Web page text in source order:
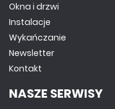
Okna i drzwi
Instalacje
Wykańczanie
Newsletter
Kontakt
NASZE SERWISY